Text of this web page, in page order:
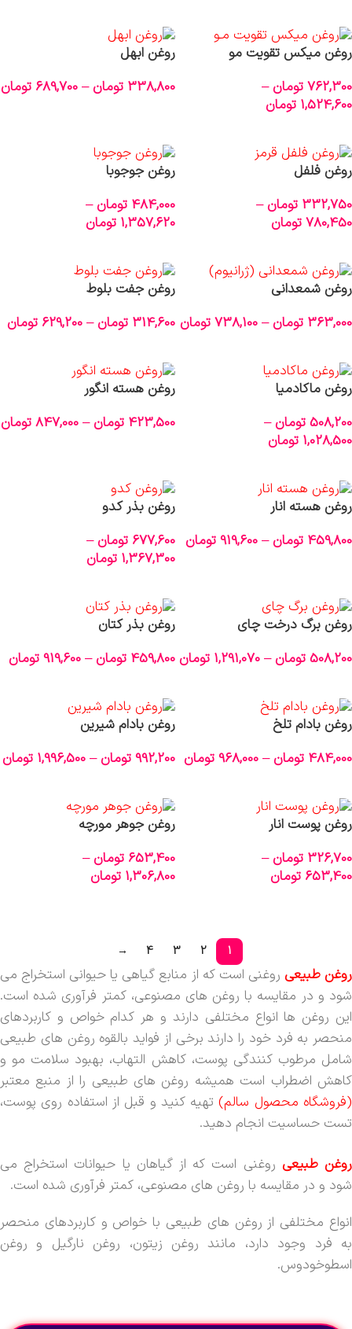
روغن‌ میکس تقویت مو
762,300تومان –
1,524,600 تومان
روغن ابهل
338,800 تومان –
689,700 تومان
روغن فلفل
332,750 تومان –
780,450تومان
روغن جوجوبا
484,000 تومان –
1,357,620 تومان
روغن شمعدانی
363,000 تومان –
738,100تومان
روغن جفت بلوط
314,600 تومان –
629,200 تومان
روغن ماکادمیا
508,200تومان –
1,028,500 تومان
روغن هسته انگور
423,500 تومان –
847,000تومان
روغن هسته انار
459,800 تومان –
919,600تومان
روغن بذر کدو
677,600 تومان –
1,367,300 تومان
روغن برگ درخت چای
508,200تومان –
1,291,070 تومان
روغن بذر کتان
459,800 تومان –
919,600تومان
روغن بادام تلخ
484,000 تومان –
968,000تومان
روغن بادام شیرین
992,200تومان –
1,996,500 تومان
روغن پوست انار
326,700 تومان –
653,400 تومان
روغن جوهر مورچه
653,400 تومان –
1,306,800 تومان
1
2
3
4
→
روغن طبیعی روغنی است که از منابع گیاهی یا حیوانی استخراج می
شود و در مقایسه با روغن های مصنوعی، کمتر فرآوری شده است.
این روغن ها انواع مختلفی دارند و هر کدام خواص و کاربردهای
منحصر به فرد خود را دارند برخی از فواید بالقوه روغن های طبیعی
شامل مرطوب کنندگی پوست، کاهش التهاب، بهبود سلامت مو و
کاهش اضطراب است همیشه روغن های طبیعی را از منبع معتبر
(فروشگاه محصول سالم)تهیه کنید و قبل از استفاده روی پوست،
تست حساسیت انجام دهید.
روغن طبیعی روغنی است که از گیاهان یا حیوانات استخراج می
شود و در مقایسه با روغن های مصنوعی، کمتر فرآوری شده است.
انواع مختلفی از روغن های طبیعی با خواص و کاربردهای منحصر
به فرد وجود دارد، مانند روغن زیتون، روغن نارگیل و روغن
اسطوخودوس.